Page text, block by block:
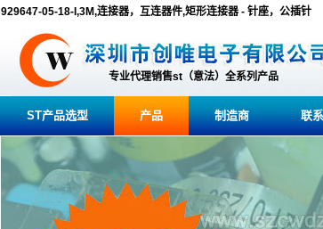
929647-05-18-I,3M,连接器，互连器件,矩形连接器 - 针座，公插针
专业代理销售st（意法）全系列产品
ST产品选型 产品 制造商 联